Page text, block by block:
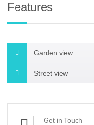
Features
Garden view
Street view
Get in Touch